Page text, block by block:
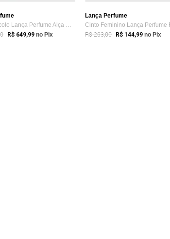
Bolsa Tiracolo Lança Perfume Alça Dupla Vermelha
R$ 649,99 no Pix
Lança Perfume
R$ 263,00 R$ 144,99 no Pix